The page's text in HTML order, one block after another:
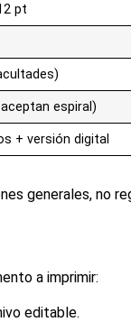
pt
espiral)
+ versión digital
generales, no
a imprimir:
editable.